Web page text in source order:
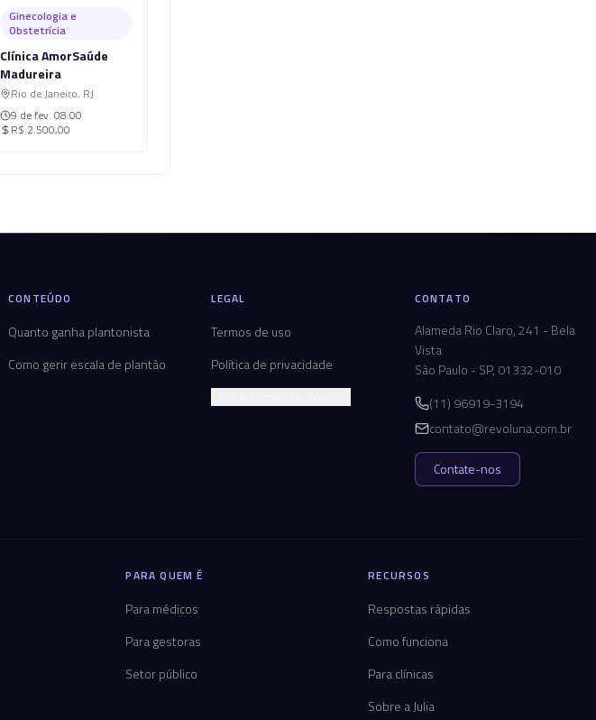
Ginecologia e
Obstetrícia
Clínica AmorSaúde
Madureira
Rio de Janeiro, RJ
9 de fev. 08:00
R$ 2.500,00
CONTEÚDO
Quanto ganha plantonista
Como gerir escala de plantão
LEGAL
Termos de uso
Política de privacidade
CONTATO
Alameda Rio Claro, 241 - Bela
Vista
São Paulo - SP, 01332-010
(11) 96919-3194
contato@revoluna.com.br
Contate-nos
PARA QUEM É
Para médicos
Para gestoras
Setor público
RECURSOS
Respostas rápidas
Como funciona
Para clínicas
Sobre a Julia